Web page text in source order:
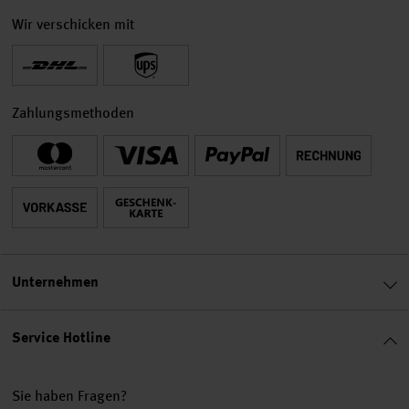
Service Hotline
Sie haben Fragen?
Wir verschicken mit
Zahlungsmethoden
Unternehmen